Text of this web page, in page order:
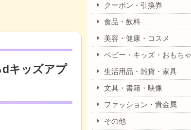
キッズアプ
クーポン・引換券
食品・飲料
美容・健康・コスメ
ベビー・キッズ・おもちゃ
生活用品・雑貨・家具
文具・書籍・映像
ファッション・貴金属
その他